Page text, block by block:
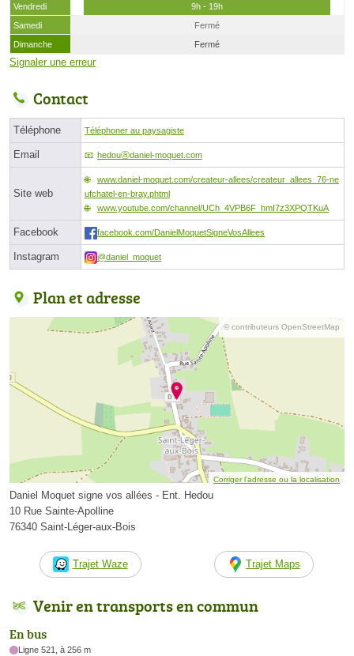
Vendredi
9h - 19h
Samedi
Fermé
Dimanche
Fermé
Signaler une erreur
Contact
Téléphone Téléphoner au paysagiste
Email hedouⓐdaniel-moquet.com
Site web
www.daniel-moquet.com/createur-allees/createur_allees_76-ne
ufchatel-en-bray.phtml
www.youtube.com/channel/UCh_4VPB6F_hmI7z3XPQTKuA
Facebook facebook.com/DanielMoquetSigneVosAllees
Instagram @daniel_moquet
Plan et adresse
© contributeurs OpenStreetMap
Corriger l’adresse ou la localisation
Daniel Moquet signe vos allées - Ent. Hedou
10 Rue Sainte-Apolline
76340 Saint-Léger-aux-Bois
Trajet Waze Trajet Maps
Venir en transports en commun
En bus
Ligne 521, à 256 m